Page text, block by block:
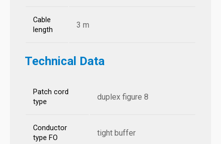
Cable
length
3 m
Technical Data
Patch cord
type
duplex figure 8
Conductor
type FO
tight buffer